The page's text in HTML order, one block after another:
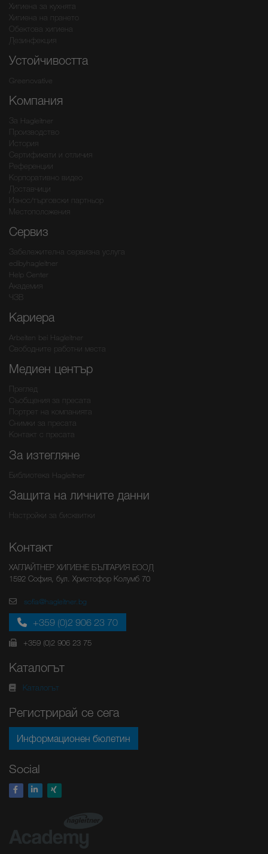
Хигиена за кухнята
Хигиена на прането
Обектова хигиена
Дезинфекция
Устойчивостта
Greenovative
Компания
За Hagleitner
Производство
История
Сертификати и отличия
Референции
Корпоративно видео
Доставчици
Износ/търговски партньор
Местоположения
Сервиз
Забележителна сервизна услуга
edibyhagleitner
Help Center
Академия
ЧЗВ
Кариера
Arbeiten bei Hagleitner
Свободните работни места
Медиен център
Преглед
Съобщения за пресата
Портрет на компанията
Снимки за пресата
Контакт с пресата
За изтегляне
Библиотека Hagleitner
Защита на личните данни
Настройки за бисквитки
Контакт
ХАГЛАЙТНЕР ХИГИЕНЕ БЪЛГАРИЯ ЕООД
1592 София, бул. Христофор Колумб 70
sofia@hagleitner.bg
+359 (0)2 906 23 70
+359 (0)2 906 23 75
Каталогът
Каталогът
Регистрирай се сега
Информационен бюлетин
Social